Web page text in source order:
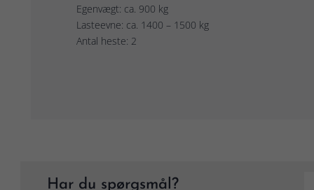
Egenvægt: ca. 900 kg
Lasteevne: ca. 1400 – 1500 kg
Antal heste: 2
Har du spørgsmål?